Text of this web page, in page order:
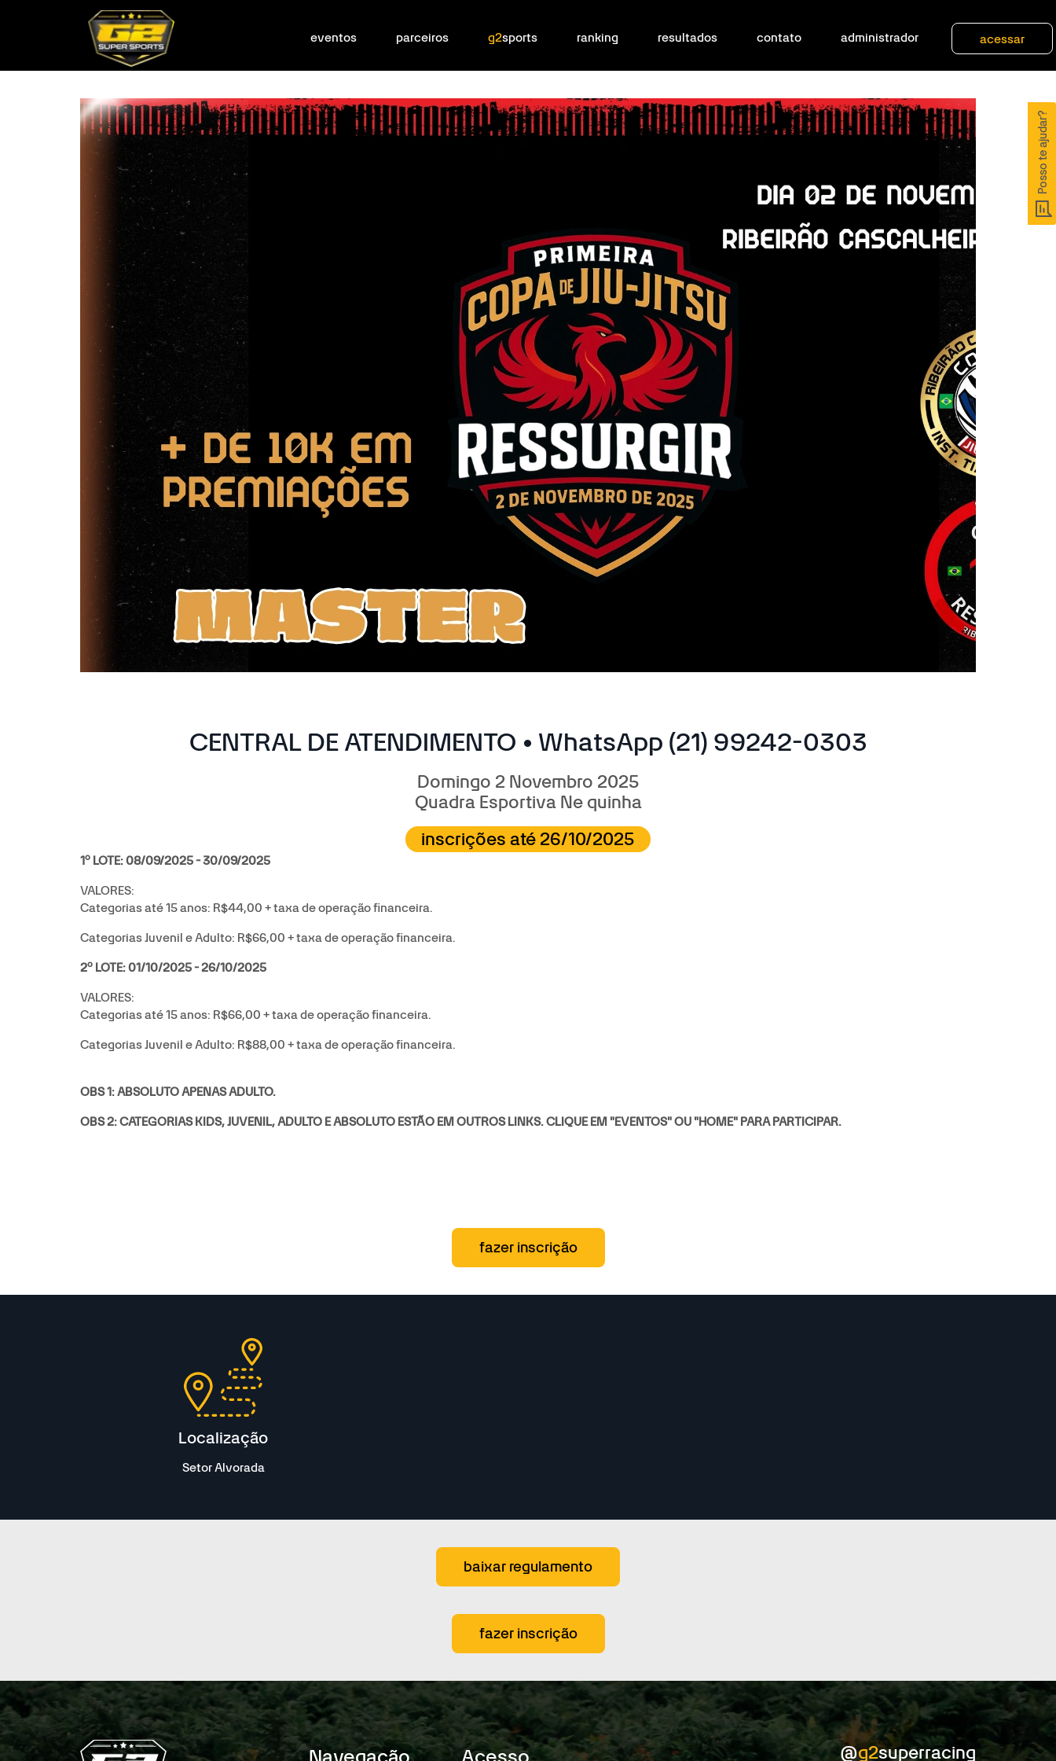
Posso te ajudar?
eventos parceiros g2sports ranking resultados contato administrador acessar
CENTRAL DE ATENDIMENTO • WhatsApp (21) 99242-0303
Domingo 2 Novembro 2025
Quadra Esportiva Ne quinha
inscrições até 26/10/2025
1o LOTE: 08/09/2025 - 30/09/2025
VALORES:
Categorias até 15 anos: R$44,00 + taxa de operação financeira.
Categorias Juvenil e Adulto: R$66,00 + taxa de operação financeira.
2o LOTE: 01/10/2025 - 26/10/2025
VALORES:
Categorias até 15 anos: R$66,00 + taxa de operação financeira.
Categorias Juvenil e Adulto: R$88,00 + taxa de operação financeira.
OBS 1: ABSOLUTO APENAS ADULTO.
OBS 2: CATEGORIAS KIDS, JUVENIL, ADULTO E ABSOLUTO ESTÃO EM OUTROS LINKS. CLIQUE EM "EVENTOS" OU "HOME" PARA PARTICIPAR.
fazer inscrição
Localização
Setor Alvorada
baixar regulamento
fazer inscrição
@g2superracing